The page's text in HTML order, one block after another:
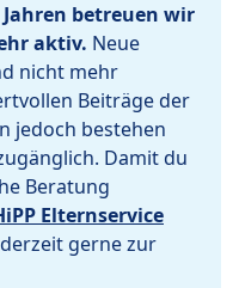
betreuen wir
aktiv. Neue
nicht mehr
Beiträge der
jedoch bestehen
Damit du
Beratung
Elternservice
gerne zur